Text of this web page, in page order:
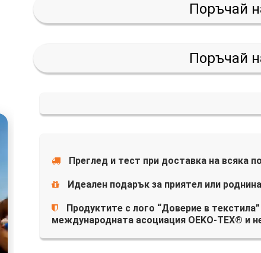
Поръчай
Поръчай
Преглед и тест при доставка на всяка
Идеален подарък за приятел или
Продуктите с лого “Доверие в
международната асоциация OEKO-TEX® и